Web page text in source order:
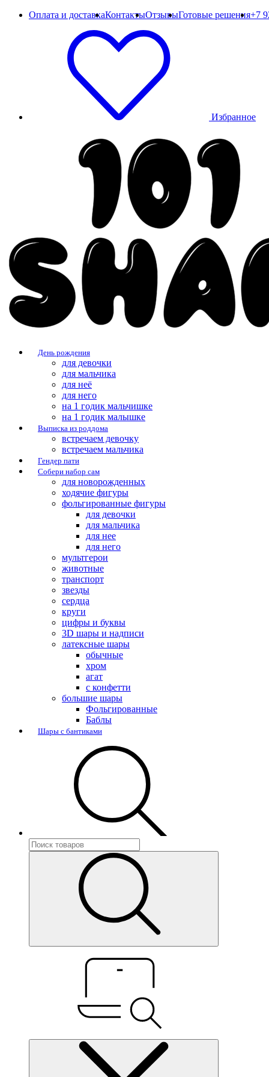
Оплата и доставкаКонтактыОтзывыГотовые решения+7
Избранное
День рождения
для девочки
для мальчика
для неё
для него
на 1 годик мальчишке
на 1 годик малышке
Выписка из роддома
встречаем девочку
встречаем мальчика
Гендер пати
Собери набор сам
для новорожденных
ходячие фигуры
фольгированные фигуры
для девочки
для мальчика
для нее
для него
мультгерои
животные
транспорт
звезды
сердца
круги
цифры и буквы
3D шары и надписи
латексные шары
обычные
хром
агат
с конфетти
большие шары
Фольгированные
Баблы
Шары с бантиками